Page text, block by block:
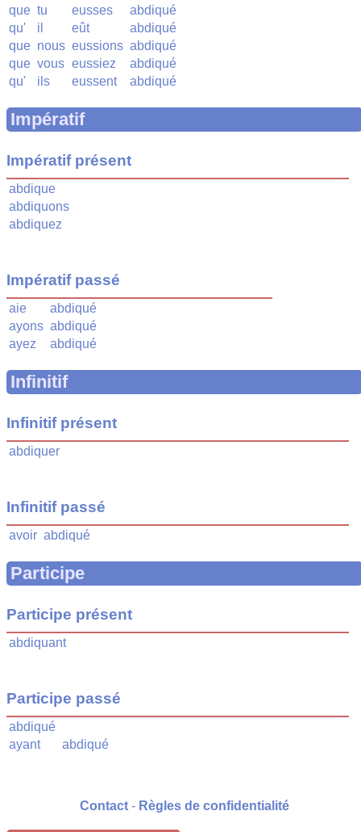
que tu eusses
abdiqué
qu'
il eût
abdiqué
que nous eussions abdiqué
que vous eussiez
abdiqué
qu'
ils eussent abdiqué
Impératif
Impératif présent
abdique
abdiquons
abdiquez
Impératif passé
aie
abdiqué
ayons abdiqué
ayez
abdiqué
Infinitif
Infinitif présent
abdiquer
Infinitif passé
avoir abdiqué
Participe
Participe présent
abdiquant
Participe passé
abdiqué
ayant
abdiqué
Contact - Règles de confidentialité